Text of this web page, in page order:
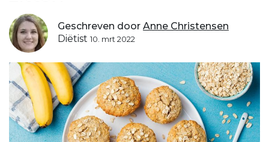
Geschreven door Anne Christensen
Diëtist 10. mrt 2022